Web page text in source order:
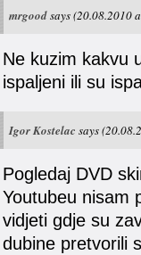
mrgoodsays(20.08.2010
Ne kuzim kakvu
ispaljeni ili su
Igor Kostelac says
Pogledaj DVD
Youtubeu nisam
vidjeti gdje su
dubine pretvorili